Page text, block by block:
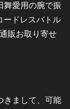
舞愛用の腕で振
ードレスバトル
販お取り寄せ
きまして、可能